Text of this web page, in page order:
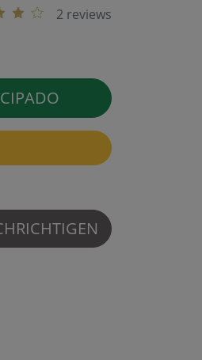
2 reviews